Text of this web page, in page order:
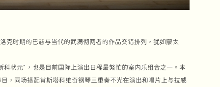
克时期的巴赫与当代的武满彻两者的作品交错排列，犹如蒙太
状元”，也是目前国际上演出日程最繁忙的室内乐组合之一。本
，同场搭配肖斯塔科维奇钢琴三重奏不光在演出和唱片上与拉威